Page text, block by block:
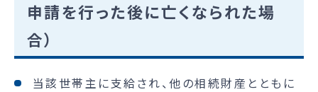
申請を行った後に亡くなられた場
合）
当該世帯主に支給され、他の相続財産とともに